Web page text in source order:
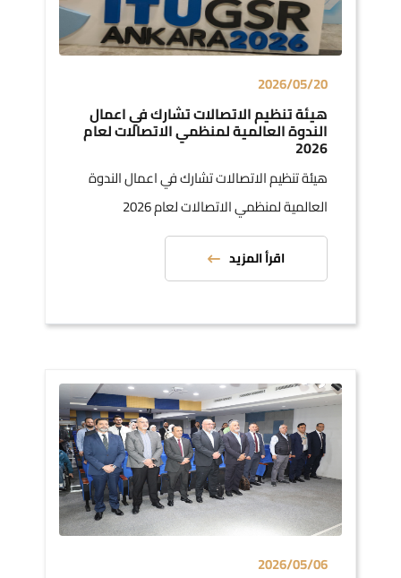
2026/05/20
هيئة تنظيم الاتصالات تشارك في اعمال
الندوة العالمية لمنظمي الاتصالات لعام
2026
هيئة تنظيم الاتصالات تشارك في اعمال الندوة
العالمية لمنظمي الاتصالات لعام 2026
اقرأ المزيد
2026/05/06